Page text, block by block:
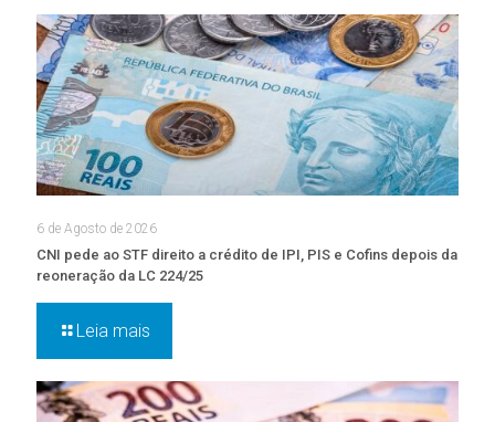
6 de Agosto de 2026
CNI pede ao STF direito a crédito de IPI, PIS e Cofins depois da
reoneração da LC 224/25
Leia mais